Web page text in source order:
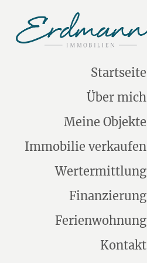
Startseite
Über mich
Meine Objekte
Immobilie verkaufen
Wertermittlung
Finanzierung
Ferienwohnung
Kontakt